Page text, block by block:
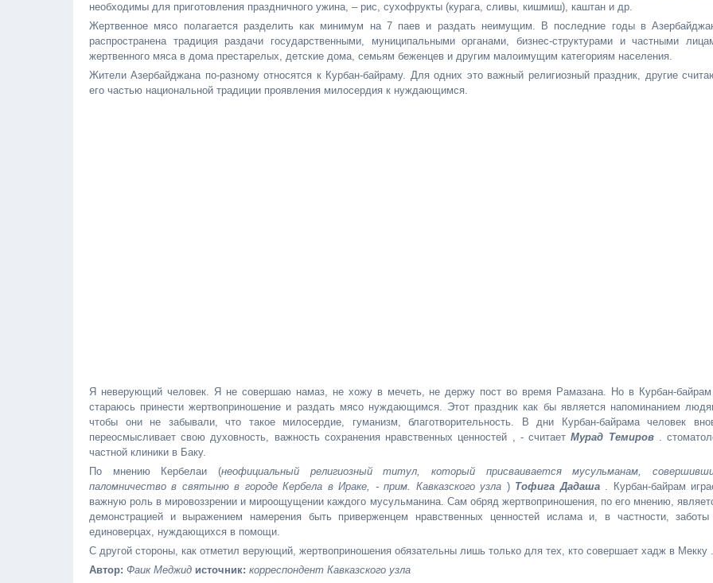
необходимы для приготовления праздничного ужина, – рис, сухофрукты (курага, сливы, кишмиш), каштан и др.
Жертвенное мясо полагается разделить как минимум на 7 паев и раздать неимущим. В последние годы в
распространена традиция раздачи государственными, муниципальными органами, бизнес-структурами и частными
жертвенного мяса в дома престарелых, детские дома, семьям беженцев и другим малоимущим категориям населения.
Жители Азербайджана по-разному относятся к Курбан-байраму. Для одних это важный религиозный праздник, другие
его частью национальной традиции проявления милосердия к нуждающимся.
Я неверующий человек. Я не совершаю намаз, не хожу в мечеть, не держу пост во время Рамазана. Но в Курбан-
стараюсь принести жертвоприношение и раздать мясо нуждающимся. Этот праздник как бы является напоминанием
чтобы они не забывали, что такое милосердие, гуманизм, благотворительность. В дни Курбан-байрама человек
переосмысливает свою духовность, важность сохранения нравственных ценностей , - считаетМурад Темиров.
частной клиники в Баку.
По мнению Кербелаи (неофициальный религиозный титул, который присваивается мусульманам,
паломничество в святыню в городе Кербела в Ираке, - прим. Кавказского узла ) Тофига Дадаша. Курбан-байрам
важную роль в мировоззрении и мироощущении каждого мусульманина. Сам обряд жертвоприношения, по его мнению,
демонстрацией и выражением намерения быть приверженцем нравственных ценностей ислама и, в частности,
единоверцах, нуждающихся в помощи.
С другой стороны, как отметил верующий, жертвоприношения обязательны лишь только для тех, кто совершает хадж в Мекку .
Автор: Фаик Меджид источник: корреспондент Кавказского узла